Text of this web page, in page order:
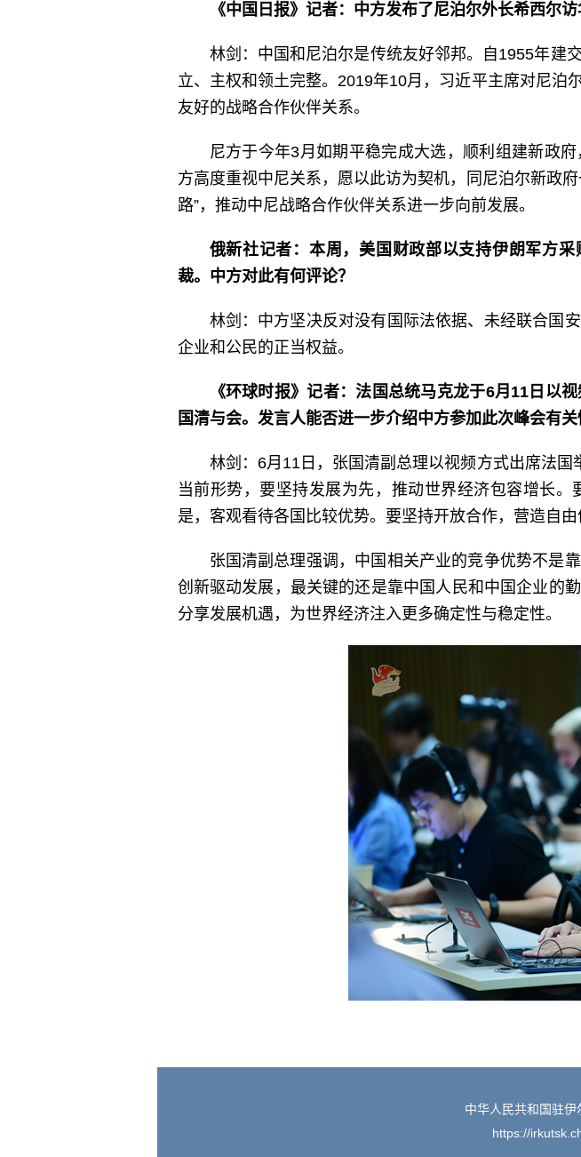
《中国日报》记者：中方发布了尼泊尔外长希西尔
林剑：中国和尼泊尔是传统友好邻邦。自1955年建
立、主权和领土完整。2019年10月，习近平主席对尼泊
友好的战略合作伙伴关系。
尼方于今年3月如期平稳完成大选，顺利组建新政
方高度重视中尼关系，愿以此访为契机，同尼泊尔新政
路”，推动中尼战略合作伙伴关系进一步向前发展。
俄新社记者：本周，美国财政部以支持伊朗军方
裁。中方对此有何评论？
林剑：中方坚决反对没有国际法依据、未经联合国
企业和公民的正当权益。
《环球时报》记者：法国总统马克龙于6月11日以
国清与会。发言人能否进一步介绍中方参加此次峰会有关
林剑：6月11日，张国清副总理以视频方式出席法
当前形势，要坚持发展为先，推动世界经济包容增长
是，客观看待各国比较优势。要坚持开放合作，营造自由
张国清副总理强调，中国相关产业的竞争优势不是
创新驱动发展，最关键的还是靠中国人民和中国企业的
分享发展机遇，为世界经济注入更多确定性与稳定性。
中华人民共和国驻
https://